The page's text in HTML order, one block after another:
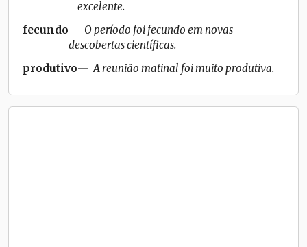
excelente.
fecundo
O período foi fecundo em novas
descobertas científicas.
produtivo
A reunião matinal foi muito produtiva.